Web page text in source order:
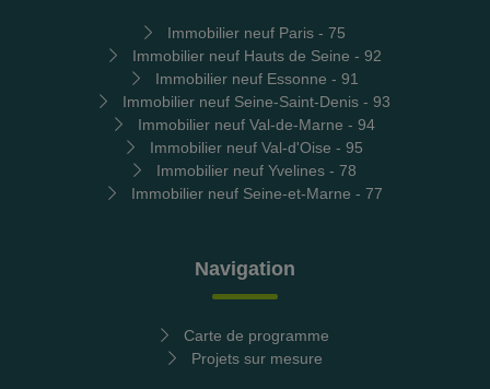
Immobilier neuf Paris - 75
Immobilier neuf Hauts de Seine - 92
Immobilier neuf Essonne - 91
Immobilier neuf Seine-Saint-Denis - 93
Immobilier neuf Val-de-Marne - 94
Immobilier neuf Val-d'Oise - 95
Immobilier neuf Yvelines - 78
Immobilier neuf Seine-et-Marne - 77
Navigation
Carte de programme
Projets sur mesure